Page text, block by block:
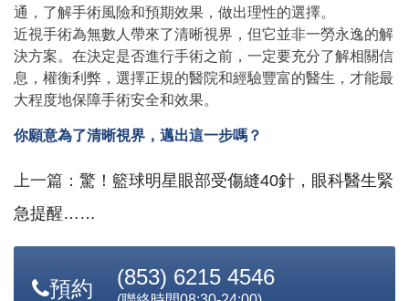
通，了解手術風險和預期效果，做出理性的選擇。
近視手術為無數人帶來了清晰視界，但它並非一勞永逸的解
決方案。在決定是否進行手術之前，一定要充分了解相關信
息，權衡利弊，選擇正規的醫院和經驗豐富的醫生，才能最
大程度地保障手術安全和效果。
你願意為了清晰視界，邁出這一步嗎？
上一篇： 驚！籃球明星眼部受傷縫40針，眼科醫生緊
急提醒……
超20位中國眼科專家入選第二屆「亞太眼科百強榜」
預約 (853) 6215 4546